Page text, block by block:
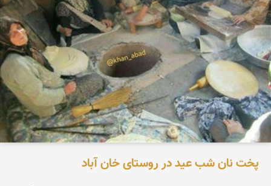
پخت نان شب عید در روستای خان آباد